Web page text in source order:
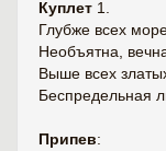
Куплет 1.
Глубже всех
Необъятна,
Выше всех
Беспредельная
Припев: